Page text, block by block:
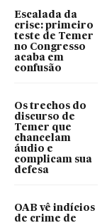
Escalada da
crise: primeiro
teste de Temer
no Congresso
acaba em
confusão
Os trechos do
discurso de
Temer que
chancelam
áudio e
complicam sua
defesa
OAB vê indícios
de crime de